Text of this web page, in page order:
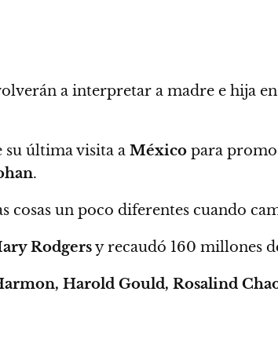
a interpretar a madre e hija en
su última visita a México para
.
cosas un poco diferentes cuando
Rodgersy recaudó 160 millones
Harold Gould, Rosalind